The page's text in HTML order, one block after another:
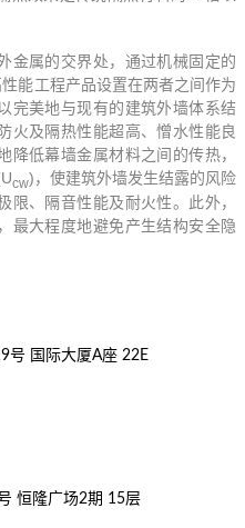
金属的交界处，通过机械固定的
能工程产品设置在两者之间作为
完美地与现有的建筑外墙体系结
火及隔热性能超高、憎水性能良
降低幕墙金属材料之间的传热，
cw) ，使建筑外墙发生结露的风险
限、隔音性能及耐火性。此外，
最大程度地避免产生结构安全隐
号 国际大厦A座 22E
恒隆广场2期 15层